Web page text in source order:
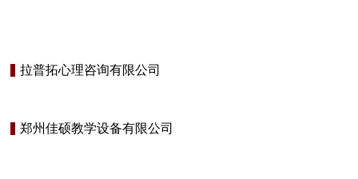
拉普拓心理咨询有限公司
郑州佳硕教学设备有限公司